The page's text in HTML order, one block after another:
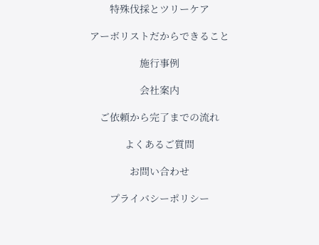
特殊伐採とツリーケア
アーボリストだからできること
施行事例
会社案内
ご依頼から完了までの流れ
よくあるご質問
お問い合わせ
プライバシーポリシー